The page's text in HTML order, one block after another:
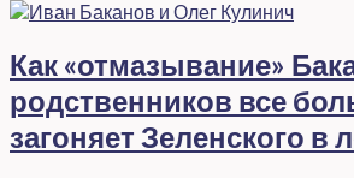
Как «отмазывание»
родственников все
загоняет Зеленского в